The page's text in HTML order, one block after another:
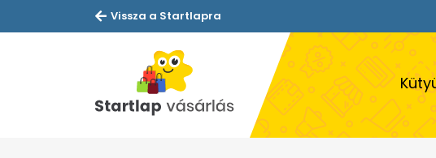
Vissza a Startlapra